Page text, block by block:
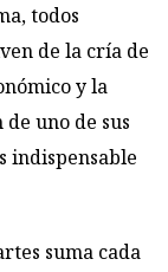
todos
de la cría de
y la
uno de sus
indispensable
suma cada